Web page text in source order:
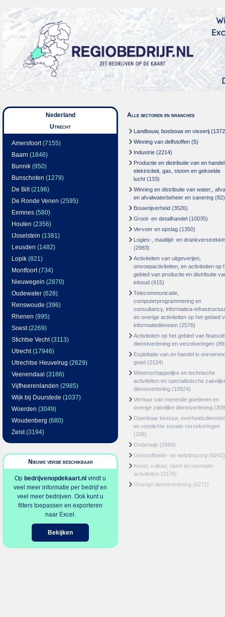
Nederland
Utrecht
Amersfoort(7155)
Baarn (1846)
Bunnik (950)
Bunschoten (1279)
De Bilt(2196)
De Ronde Venen (2595)
Eemnes (580)
Houten (2356)
IJsselstein (1381)
Leusden (1482)
Lopik (821)
Montfoort(734)
Nieuwegein (2870)
Oudewater (628)
Renswoude (396)
Rhenen (995)
Soest(2269)
Stichtse Vecht(3113)
Utrecht(17946)
Utrechtse Heuvelrug (2629)
Veenendaal (3186)
Vijfheerenlanden (2985)
Wijk bij Duurstede (1037)
Woerden (3049)
Woudenberg (680)
Zeist(3194)
Nieuwe versie beschikbaar
Op bedrijvenopdekaart.nl vindt u
veel meer informatie per bedrijf en
veel meer bedrijven. Ook kunt u
filters toepassen en exporteren
naar Excel.
Bekijken
Alle sectoren en branches
Landbouw, bosbouw en visserij
Winning van delfstoffen (5)
Industrie (2214)
Productie en distributie van en
elektriciteit, gas, stoom en gekoelde
lucht (133)
Winning en distributie van water;,
en afvalwaterbeheer en sanering (82)
Bouwnijverheid (3526)
Groot- en detailhandel (10035)
Vervoer en opslag (1350)
Logies-, maaltijd- en
(2983)
Activiteiten van uitgeverijen,
omroepactiviteiten, en activiteiten op
gebied van productie en distributie
inhoud (615)
Telecommunicatie,
computerprogrammering en
consultancy, informatica-
en overige activiteiten op het gebied
informatiediensten (2576)
Activiteiten op het gebied van
dienstverlening en verzekeringen
Exploitatie van en handel in
goed (2124)
Wetenschappelijke en technische
activiteiten en specialistische
dienstverlening (10924)
Verhuur van roerende goederen en
overige zakelijke dienstverlening
Openbaar bestuur, overheidsdiensten
en verplichte sociale verzekeringen
(106)
Onderwijs (2584)
Gezondheids- en welzijnszorg (6242)
Kunst, cultuur, sport en recreatie-
activiteiten (3176)
Overige dienstverlening (6271)